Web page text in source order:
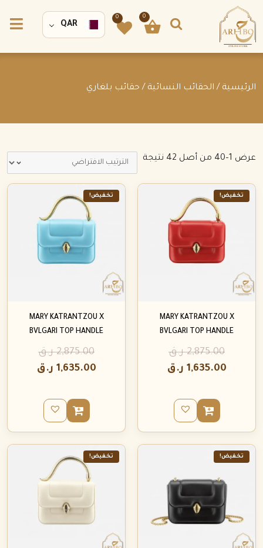
0
0
QAR
الرئيسية / الحقائب النسائية / حقائب بلغاري
عرض 1–40 من أصل 42 نتيجة
تخفيض!
MARY KATRANTZOU X
BVLGARI TOP HANDLE
2,875.00 ر.ق
1,635.00 ر.ق
تخفيض!
MARY KATRANTZOU X
BVLGARI TOP HANDLE
2,875.00 ر.ق
1,635.00 ر.ق
تخفيض! تخفيض!